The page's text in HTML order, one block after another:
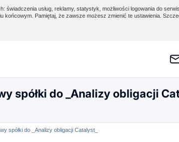
świadczenia usług, reklamy, statystyk, możliwości logowania do
końcowym. Pamiętaj, że zawsze możesz zmienić te ustawienia.
spółki do _Analizy obligacji
spółki do _Analizy obligacji Catalyst_